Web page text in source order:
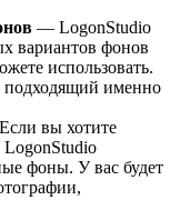
— LogonStudio
вариантов фонов
использовать.
именно
вы хотите
LogonStudio
фоны. У вас будет